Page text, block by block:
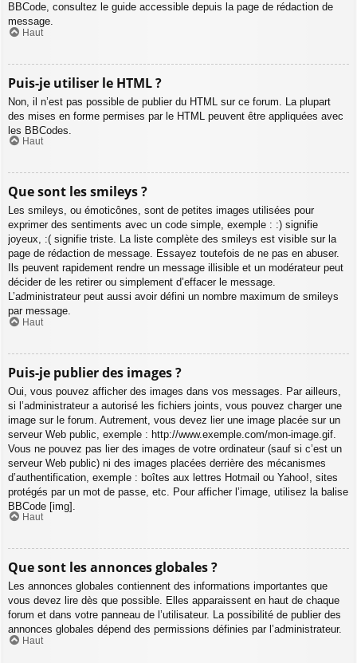
BBCode, consultez le guide accessible depuis la page de rédaction de
message.
Haut
Puis-je utiliser le HTML ?
Non, il n’est pas possible de publier du HTML sur ce forum. La plupart
des mises en forme permises par le HTML peuvent être appliquées avec
les BBCodes.
Haut
Que sont les smileys ?
Les smileys, ou émoticônes, sont de petites images utilisées pour
exprimer des sentiments avec un code simple, exemple : :) signifie
joyeux, :( signifie triste. La liste complète des smileys est visible sur la
page de rédaction de message. Essayez toutefois de ne pas en abuser.
Ils peuvent rapidement rendre un message illisible et un modérateur peut
décider de les retirer ou simplement d’effacer le message.
L’administrateur peut aussi avoir défini un nombre maximum de smileys
par message.
Haut
Puis-je publier des images ?
Oui, vous pouvez afficher des images dans vos messages. Par ailleurs,
si l’administrateur a autorisé les fichiers joints, vous pouvez charger une
image sur le forum. Autrement, vous devez lier une image placée sur un
serveur Web public, exemple : http://www.exemple.com/mon-image.gif.
Vous ne pouvez pas lier des images de votre ordinateur (sauf si c’est un
serveur Web public) ni des images placées derrière des mécanismes
d’authentification, exemple : boîtes aux lettres Hotmail ou Yahoo!, sites
protégés par un mot de passe, etc. Pour afficher l’image, utilisez la balise
BBCode [img].
Haut
Que sont les annonces globales ?
Les annonces globales contiennent des informations importantes que
vous devez lire dès que possible. Elles apparaissent en haut de chaque
forum et dans votre panneau de l’utilisateur. La possibilité de publier des
annonces globales dépend des permissions définies par l’administrateur.
Haut